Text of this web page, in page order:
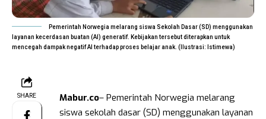
Pemerintah Norwegia melarang siswa Sekolah Dasar (SD) menggunakan
layanan kecerdasan buatan (AI) generatif. Kebijakan tersebut diterapkan untuk
mencegah dampak negatif AI terhadap proses belajar anak. (Ilustrasi: Istimewa)
SHARE Mabur.co– Pemerintah Norwegia melarang
siswa sekolah dasar (SD) menggunakan layanan